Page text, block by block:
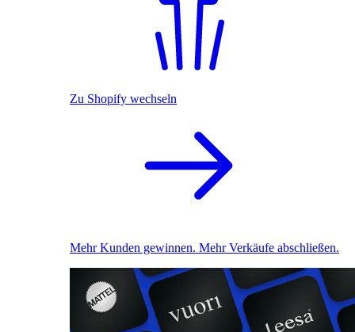
Zu Shopify wechseln
Mehr Kunden gewinnen. Mehr Verkäufe abschließen.